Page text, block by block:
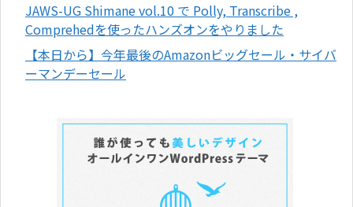
JAWS-UG Shimane vol.10 で Polly, Transcribe ,
Comprehedを使ったハンズオンをやりました
【本日から】今年最後のAmazonビッグセール・サイバ
ーマンデーセール